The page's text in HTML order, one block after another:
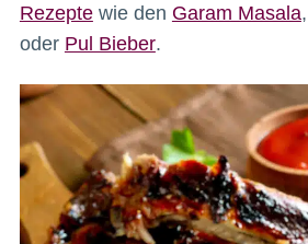
Rezeptewie den Garam Masala,
oder Pul Bieber.